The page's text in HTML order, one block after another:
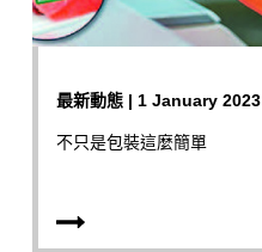
最新動態 | 1 January 2023
不只是包裝這麼簡單